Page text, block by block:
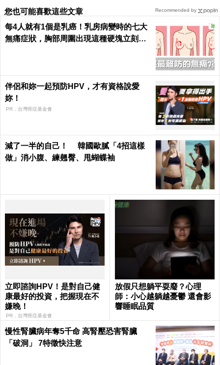
您也可能喜歡這些文章
每4人就有1個是乳癌！乳房病變時的七大
無痛症狀，胸部周圍出現這種硬塊立刻就
伴侶和妳一起預防HPV，才有資格說愛
妳！
PR．台灣癌症基金會
減了一半的自己！ 韓國歐膩「4招這樣
做」消小腹、練翹臀、甩蝴蝶袖
立即諮詢HPV！是對自己健
康最好的投資，把握現在不
嫌晚！
PR．台灣癌症基金會
放假只想躺平耍廢？心理
師：小心越躺越憂鬱 還會影
響睡眠品質
慢性腎臟病年奪5千命 高腎壓恐害腎臟
「破洞」 7特徵快注意
Recommended by